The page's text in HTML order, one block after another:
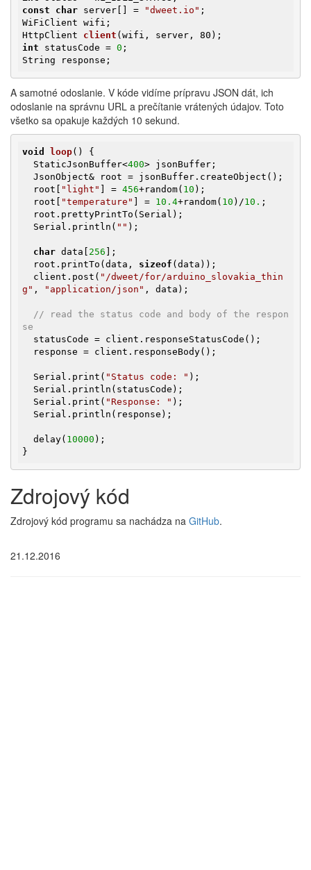
const
char server[] = "dweet.io" ;
HttpClient client (wifi, server, 80)
int statusCode = 0 ;
String response;
A samotné odoslanie. V kóde vidíme prípravu JSON dát, ich
odoslanie na správnu URL a prečítanie vrátených údajov. Toto
všetko sa opakuje každých 10 sekund.
void loop()
{
  StaticJsonBuffer<
400> jsonBuffer;
  root[
"light" ] = 456+random( 10 );
  root[
"temperature" ] = 10.4+random( 10 )/10. ;
  Serial.println(
"" );
char data[ 256 ];
  root.printTo(data,
sizeof (data));
  client.post(
"/dweet/for/arduino_slovakia_thin
g" , "application/json" , data);
// read the status code and body of the respon
se
  Serial.print(
"Status code: " );
  Serial.print(
"Response: " );
  delay(
10000 );
}
Zdrojový kód
Zdrojový kód programu sa nachádza na GitHub.
21.12.2016